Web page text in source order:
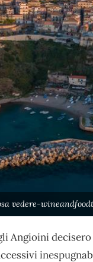
vedere-
Angioini